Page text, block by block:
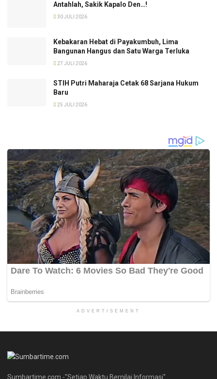
Antahlah, Sakik Kapalo Den…!
30 JULI 2026
Kebakaran Hebat di Payakumbuh, Lima
Bangunan Hangus dan Satu Warga Terluka
27 JULI 2026
STIH Putri Maharaja Cetak 68 Sarjana Hukum
Baru
25 JULI 2026
ADVERTISEMENT
Sumbartime.com -"Setiap Waktu Bernilai Informasi"